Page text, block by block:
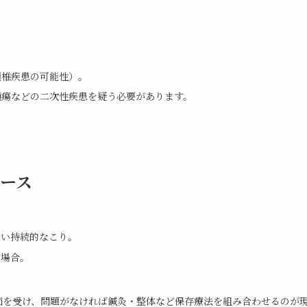
疾患の可能性）。
などの二次性疾患を疑う必要があります。
ス
持続的なこり。
合。
受け、問題がなければ鍼灸・整体など保存療法を組み合わせるのが